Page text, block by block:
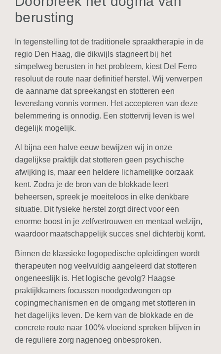
berusting
In tegenstelling tot de traditionele spraaktherapie in de
regio Den Haag, die dikwijls stagneert bij het
simpelweg berusten in het probleem, kiest Del Ferro
resoluut de route naar definitief herstel. Wij verwerpen
de aanname dat spreekangst en stotteren een
levenslang vonnis vormen. Het accepteren van deze
belemmering is onnodig. Een stottervrij leven is wel
degelijk mogelijk.
Al bijna een halve eeuw bewijzen wij in onze
dagelijkse praktijk dat stotteren geen psychische
afwijking is, maar een heldere lichamelijke oorzaak
kent. Zodra je de bron van de blokkade leert
beheersen, spreek je moeiteloos in elke denkbare
situatie. Dit fysieke herstel zorgt direct voor een
enorme boost in je zelfvertrouwen en mentaal welzijn,
waardoor maatschappelijk succes snel dichterbij komt.
Binnen de klassieke logopedische opleidingen wordt
therapeuten nog veelvuldig aangeleerd dat stotteren
ongeneeslijk is. Het logische gevolg? Haagse
praktijkkamers focussen noodgedwongen op
copingmechanismen en de omgang met stotteren in
het dagelijks leven. De kern van de blokkade en de
concrete route naar 100% vloeiend spreken blijven in
de reguliere zorg nagenoeg onbesproken.